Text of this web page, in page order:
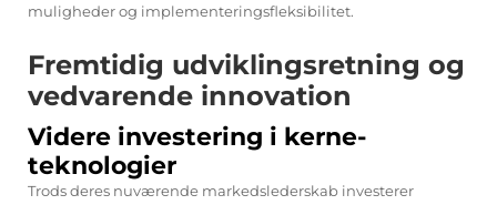
muligheder og implementeringsfleksibilitet.
Fremtidig udviklingsretning og
vedvarende innovation
Videre investering i kerne-
teknologier
Trods deres nuværende markedslederskab investerer